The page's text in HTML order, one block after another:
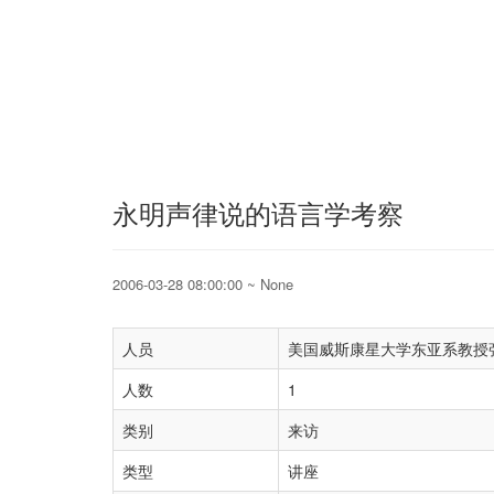
永明声律说的语言学考察
2006-03-28 08:00:00 ~ None
人员
美国威斯康星大学东亚系教授
人数
1
类别
来访
类型
讲座